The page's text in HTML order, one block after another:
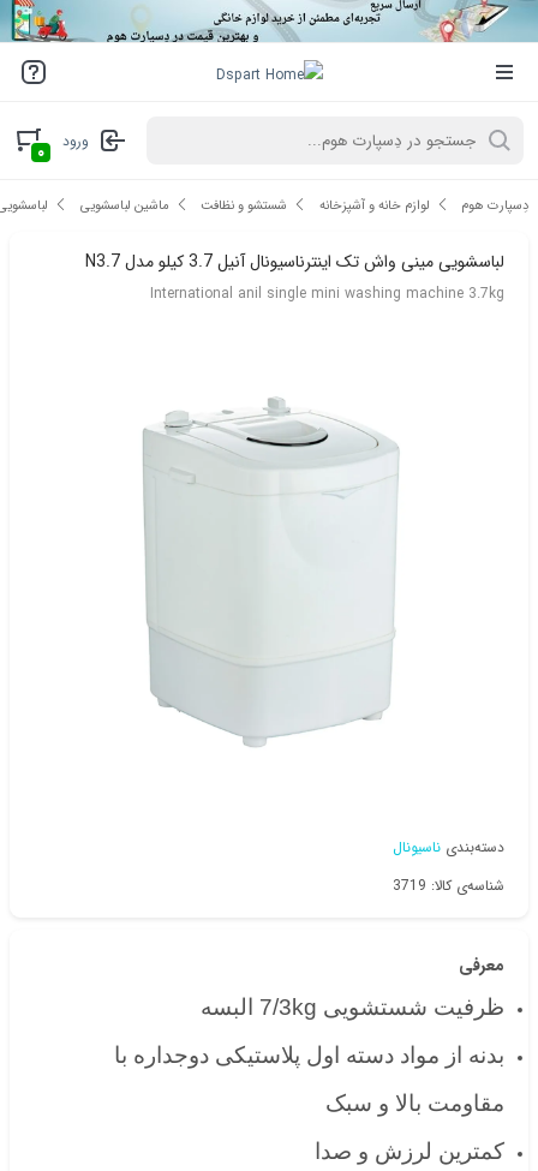
ورود ۰
دِسپارت هوم لوازم خانه و آشپزخانه شستشو و نظافت ماشین لباسشویی
لباسشویی مینی واش تک اینترناسیونال آنیل 3.7 کیلو مدل N3.7
International anil single mini washing machine 3.7kg
دسته‌بندی ناسیونال
شناسه‌ی کالا: 3719
معرفی
ظرفیت شستشویی 7/3kg البسه
بدنه از مواد دسته اول پلاستیکی دوجداره با
مقاومت بالا و سبک
کمترین لرزش و صدا